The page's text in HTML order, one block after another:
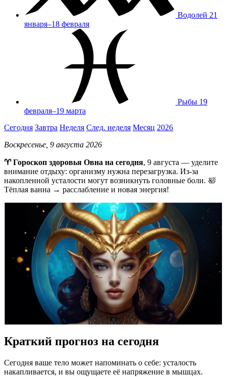
Водолей 21
января–18 февраля
Рыбы 19
февраля–19 марта
Сегодня Завтра Неделя След. неделя Месяц 2026
Воскресенье, 9 августа 2026
♈ Гороскоп здоровья Овна на сегодня, 9 августа — уделите
внимание отдыху: организму нужна перезагрузка. Из-за
накопленной усталости могут возникнуть головные боли. 🛀
Тёплая ванна → расслабление и новая энергия!
Краткий прогноз на сегодня
Сегодня ваше тело может напоминать о себе: усталость
накапливается, и вы ощущаете её напряжение в мышцах.